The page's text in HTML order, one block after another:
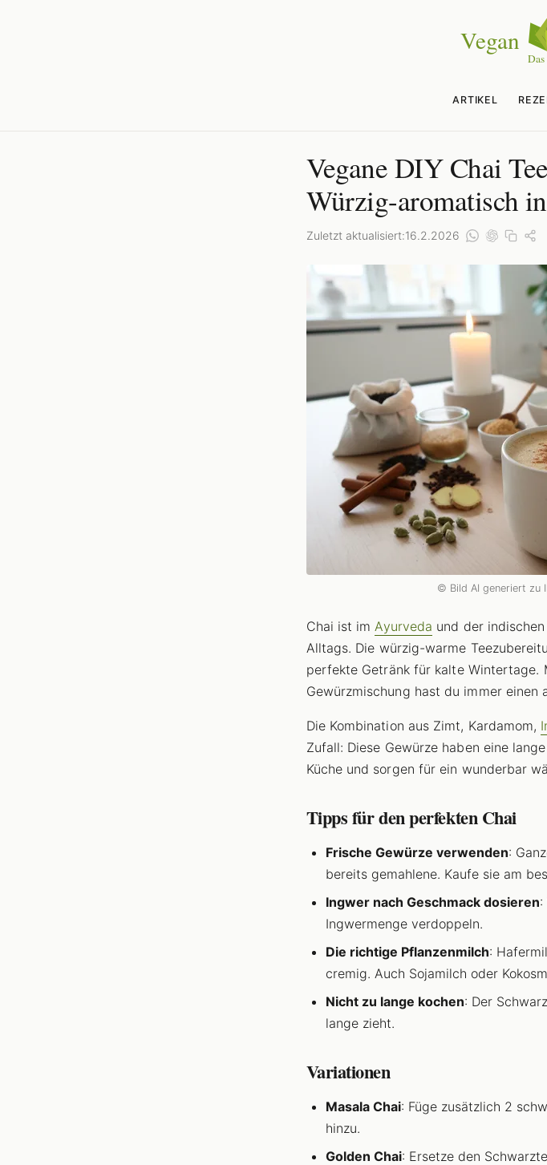
ARTIKEL
Vegane DIY Chai
Würzig-aromatisch
Zuletzt aktualisiert:16.2.2026
© Bild AI generiert zu
Chai ist im Ayurveda und der
Alltags. Die würzig-warme
perfekte Getränk für kalte Wintertage.
Gewürzmischung hast du immer
Die Kombination aus Zimt, Kardamom,
Zufall: Diese Gewürze haben eine
Küche und sorgen für ein wunderbar
Tipps für den perfekten Chai
Frische Gewürze verwenden:
bereits gemahlene. Kaufe sie am
Ingwer nach Geschmack dosieren:
Ingwermenge verdoppeln.
Die richtige Pflanzenmilch:
cremig. Auch Sojamilch oder
Nicht zu lange kochen: Der
lange zieht.
Variationen
Masala Chai: Füge zusätzlich 2
hinzu.
Golden Chai: Ersetze den